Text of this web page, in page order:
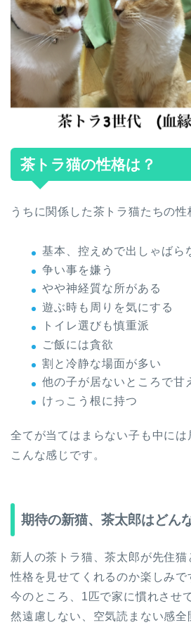
茶トラ猫の性格は？
うちに関係した茶トラ猫たちの性
基本、控えめで出しゃばら
争い事を嫌う
やや神経質な所がある
遊ぶ時も周りを気にする
トイレ選びも慎重派
ご飯には貪欲
割と冷静な場面が多い
他の子が居ないところで甘
けっこう根に持つ
全てが当てはまらない子も中には
こんな感じです。
期待の新猫、茶太郎はどん
新人の茶トラ猫、茶太郎が先住
性格を見せてくれるのか楽しみで
今のところ、1匹で家に慣れさせ
然遠慮しない、空気読まない感全